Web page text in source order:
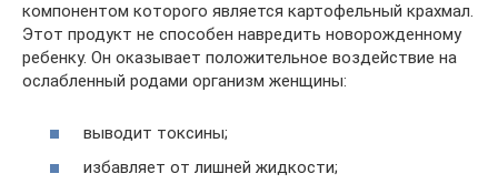
компонентом которого является картофельный крахмал.
Этот продукт не способен навредить новорожденному
ребенку. Он оказывает положительное воздействие на
ослабленный родами организм женщины:
выводит токсины;
избавляет от лишней жидкости;